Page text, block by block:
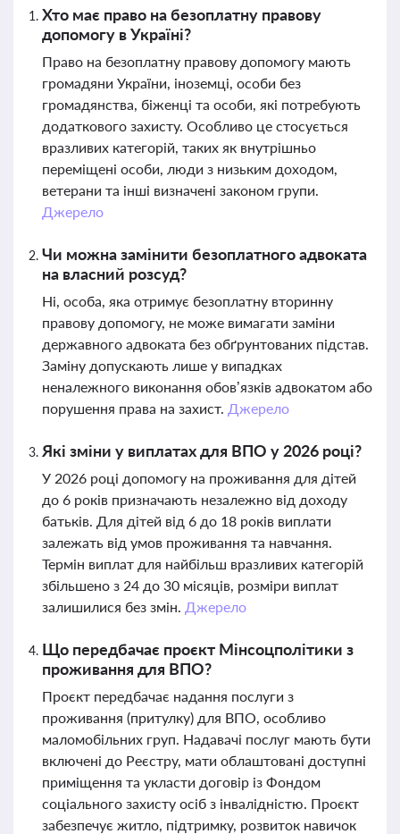
Хто має право на безоплатну правову
допомогу в Україні?
Право на безоплатну правову допомогу мають
громадяни України, іноземці, особи без
громадянства, біженці та особи, які потребують
додаткового захисту. Особливо це стосується
вразливих категорій, таких як внутрішньо
переміщені особи, люди з низьким доходом,
ветерани та інші визначені законом групи.
Джерело
Чи можна замінити безоплатного адвоката
на власний розсуд?
Ні, особа, яка отримує безоплатну вторинну
правову допомогу, не може вимагати заміни
державного адвоката без обґрунтованих підстав.
Заміну допускають лише у випадках
неналежного виконання обов’язків адвокатом або
порушення права на захист. Джерело
Які зміни у виплатах для ВПО у 2026 році?
У 2026 році допомогу на проживання для дітей
до 6 років призначають незалежно від доходу
батьків. Для дітей від 6 до 18 років виплати
залежать від умов проживання та навчання.
Термін виплат для найбільш вразливих категорій
збільшено з 24 до 30 місяців, розміри виплат
залишилися без змін. Джерело
Що передбачає проєкт Мінсоцполітики з
проживання для ВПО?
Проєкт передбачає надання послуги з
проживання (притулку) для ВПО, особливо
маломобільних груп. Надавачі послуг мають бути
включені до Реєстру, мати облаштовані доступні
приміщення та укласти договір із Фондом
соціального захисту осіб з інвалідністю. Проєкт
забезпечує житло, підтримку, розвиток навичок